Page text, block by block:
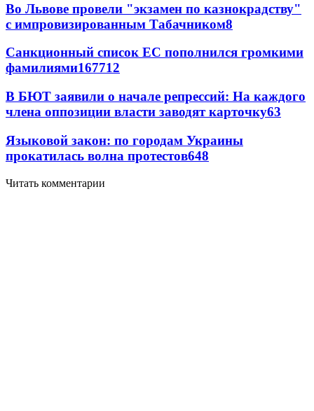
Во Львове провели "экзамен по казнокрадству"
с импровизированным Табачником8
Санкционный список ЕС пополнился громкими
фамилиями167712
В БЮТ заявили о начале репрессий: На каждого
члена оппозиции власти заводят карточку63
Языковой закон: по городам Украины
прокатилась волна протестов648
Читать комментарии